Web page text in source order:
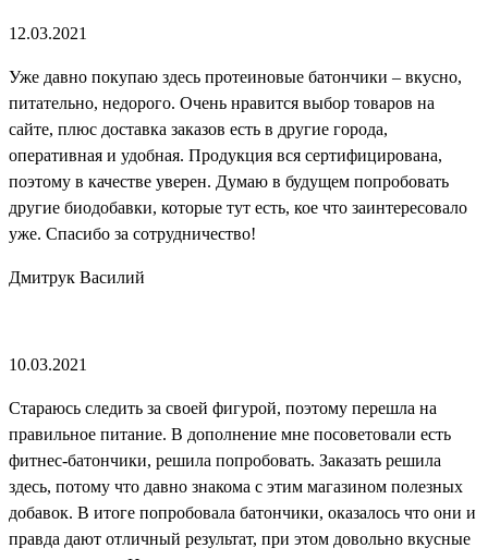
12.03.2021
Уже давно покупаю здесь протеиновые батончики – вкусно,
питательно, недорого. Очень нравится выбор товаров на
сайте, плюс доставка заказов есть в другие города,
оперативная и удобная. Продукция вся сертифицирована,
поэтому в качестве уверен. Думаю в будущем попробовать
другие биодобавки, которые тут есть, кое что заинтересовало
уже. Спасибо за сотрудничество!
Дмитрук Василий
10.03.2021
Стараюсь следить за своей фигурой, поэтому перешла на
правильное питание. В дополнение мне посоветовали есть
фитнес-батончики, решила попробовать. Заказать решила
здесь, потому что давно знакома с этим магазином полезных
добавок. В итоге попробовала батончики, оказалось что они и
правда дают отличный результат, при этом довольно вкусные